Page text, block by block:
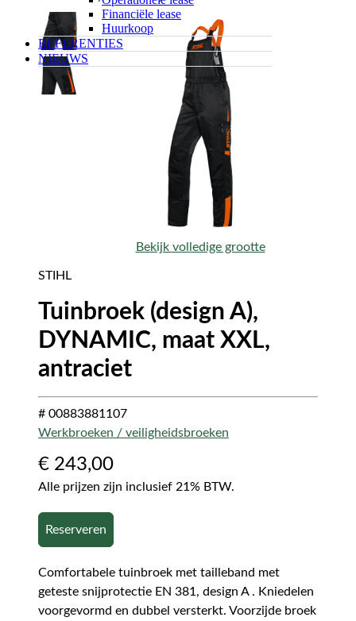
Financiële lease
Huurkoop
REFERENTIES
NIEUWS
Bekijk volledige grootte
STIHL
Tuinbroek (design A),
DYNAMIC, maat XXL,
antraciet
# 00883881107
Werkbroeken / veiligheidsbroeken
€ 243,00
Alle prijzen zijn inclusief 21% BTW.
Reserveren
Comfortabele tuinbroek met tailleband met
geteste snijprotectie EN 381, design A . Kniedelen
voorgevormd en dubbel versterkt. Voorzijde broek